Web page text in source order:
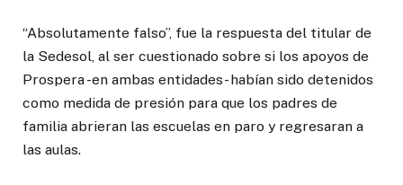
“Absolutamente falso”, fue la respuesta del titular de
la Sedesol, al ser cuestionado sobre si los apoyos de
Prospera -en ambas entidades- habían sido detenidos
como medida de presión para que los padres de
familia abrieran las escuelas en paro y regresaran a
las aulas.